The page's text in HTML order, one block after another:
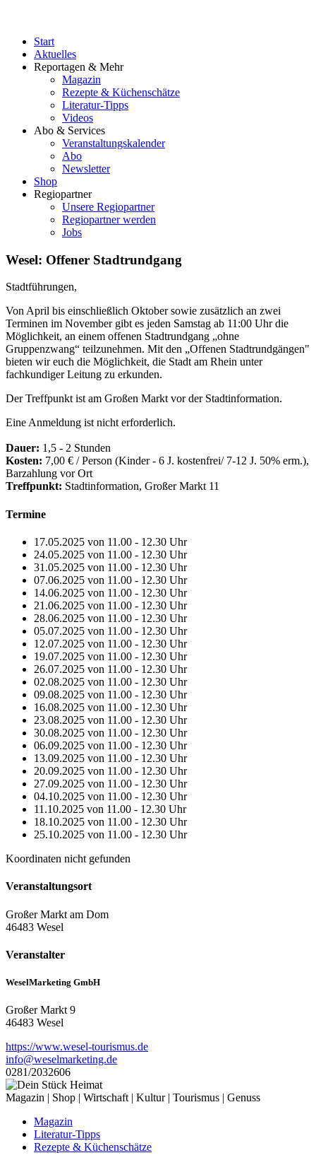
Start
Aktuelles
Reportagen & Mehr
Magazin
Rezepte & Küchenschätze
Literatur-Tipps
Videos
Abo & Services
Veranstaltungskalender
Abo
Newsletter
Shop
Regiopartner
Unsere Regiopartner
Regiopartner werden
Jobs
Wesel: Offener Stadtrundgang
Stadtführungen,
Von April bis einschließlich Oktober sowie zusätzlich an zwei
Terminen im November gibt es jeden Samstag ab 11:00 Uhr die
Möglichkeit, an einem offenen Stadtrundgang „ohne
Gruppenzwang“ teilzunehmen. Mit den „Offenen Stadtrundgängen"
bieten wir euch die Möglichkeit, die Stadt am Rhein unter
fachkundiger Leitung zu erkunden.
Der Treffpunkt ist am Großen Markt vor der Stadtinformation.
Eine Anmeldung ist nicht erforderlich.
Dauer: 1,5 - 2 Stunden
Kosten: 7,00 € / Person (Kinder - 6 J. kostenfrei/ 7-12 J. 50% erm.),
Barzahlung vor Ort
Treffpunkt: Stadtinformation, Großer Markt 11
Termine
17.05.2025 von 11.00 - 12.30 Uhr
24.05.2025 von 11.00 - 12.30 Uhr
31.05.2025 von 11.00 - 12.30 Uhr
07.06.2025 von 11.00 - 12.30 Uhr
14.06.2025 von 11.00 - 12.30 Uhr
21.06.2025 von 11.00 - 12.30 Uhr
28.06.2025 von 11.00 - 12.30 Uhr
05.07.2025 von 11.00 - 12.30 Uhr
12.07.2025 von 11.00 - 12.30 Uhr
19.07.2025 von 11.00 - 12.30 Uhr
26.07.2025 von 11.00 - 12.30 Uhr
02.08.2025 von 11.00 - 12.30 Uhr
09.08.2025 von 11.00 - 12.30 Uhr
16.08.2025 von 11.00 - 12.30 Uhr
23.08.2025 von 11.00 - 12.30 Uhr
30.08.2025 von 11.00 - 12.30 Uhr
06.09.2025 von 11.00 - 12.30 Uhr
13.09.2025 von 11.00 - 12.30 Uhr
20.09.2025 von 11.00 - 12.30 Uhr
27.09.2025 von 11.00 - 12.30 Uhr
04.10.2025 von 11.00 - 12.30 Uhr
11.10.2025 von 11.00 - 12.30 Uhr
18.10.2025 von 11.00 - 12.30 Uhr
25.10.2025 von 11.00 - 12.30 Uhr
Koordinaten nicht gefunden
Veranstaltungsort
Großer Markt am Dom
46483 Wesel
Veranstalter
WeselMarketing GmbH
Großer Markt 9
46483 Wesel
https://www.wesel-tourismus.de
info@weselmarketing.de
0281/2032606
Magazin | Shop | Wirtschaft | Kultur | Tourismus | Genuss
Magazin
Literatur-Tipps
Rezepte & Küchenschätze